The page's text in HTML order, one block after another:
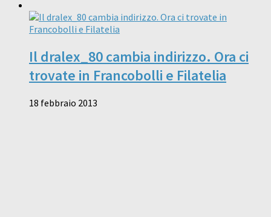
Il dralex_80 cambia indirizzo. Ora ci
trovate in Francobolli e Filatelia
18 febbraio 2013